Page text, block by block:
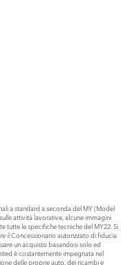
a standard a seconda del MY (Model
attività lavorative, alcune immagini
tutte le specifiche tecniche del MY22. Si
il Concessionario autorizzato di fiducia
un acquisto basandosi solo ed
è costantemente impegnata nel
delle proprie auto, dei ricambi e